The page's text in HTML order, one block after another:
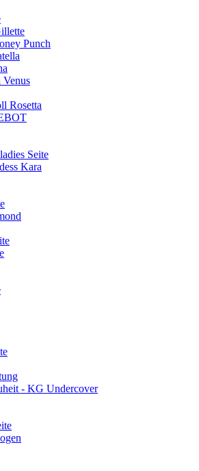
Punch
Rosetta
Seite
Kara
- KG Undercover